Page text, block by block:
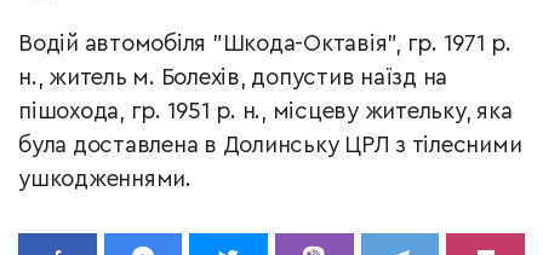
Водій автомобіля "Шкода-Октавія", гр. 1971 р.
н., житель м. Болехів, допустив наїзд на
пішохода, гр. 1951 р. н., місцеву жительку, яка
була доставлена в Долинську ЦРЛ з тілесними
ушкодженнями.